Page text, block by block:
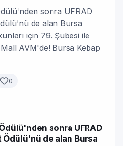
sonra UFRAD
de alan Bursa
için 79. Şubesi ile
AVM'de! Bursa Kebap
0
sonra UFRAD
de alan Bursa